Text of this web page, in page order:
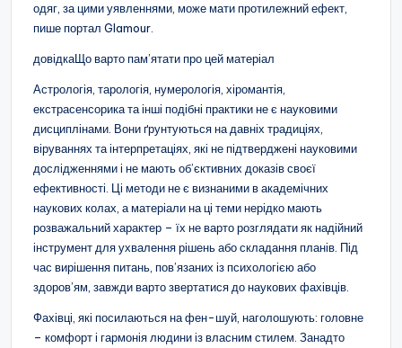
одяг, за цими уявленнями, може мати протилежний ефект,
пише портал Glamour.
довідкаЩо варто пам’ятати про цей матеріал
Астрологія, тарологія, нумерологія, хіромантія,
екстрасенсорика та інші подібні практики не є науковими
дисциплінами. Вони ґрунтуються на давніх традиціях,
віруваннях та інтерпретаціях, які не підтверджені науковими
дослідженнями і не мають об’єктивних доказів своєї
ефективності. Ці методи не є визнаними в академічних
наукових колах, а матеріали на ці теми нерідко мають
розважальний характер – їх не варто розглядати як надійний
інструмент для ухвалення рішень або складання планів. Під
час вирішення питань, пов’язаних із психологією або
здоров’ям, завжди варто звертатися до наукових фахівців.
Фахівці, які посилаються на фен-шуй, наголошують: головне
– комфорт і гармонія людини із власним стилем. Занадто